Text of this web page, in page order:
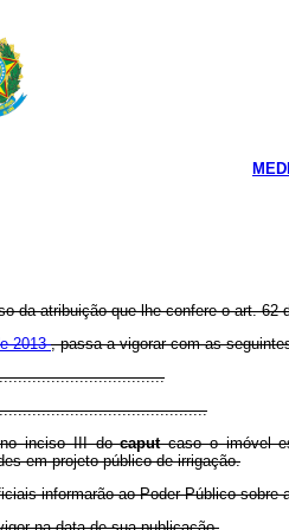
da atribuição que lhe confere o art.
2013, passa a vigorar com as
no inciso III docaputcaso o imóvel
em projeto público de irrigação.
informarão ao Poder Público sobre